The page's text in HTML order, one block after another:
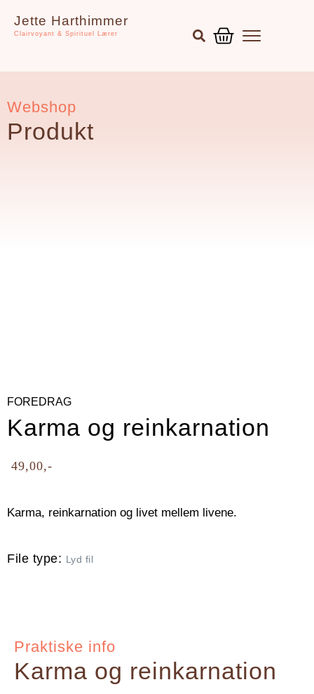
indholdet
Jette Harthimmer
Clairvoyant & Spirituel Lærer
Webshop
Produkt
FOREDRAG
Karma og reinkarnation
49,00
Karma, reinkarnation og livet mellem livene.
File type: Lyd fil
Praktiske info
Karma og reinkarnation